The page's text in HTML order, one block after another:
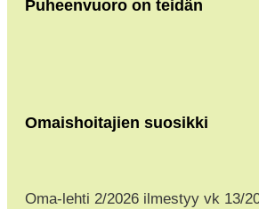
Puheenvuoro on teidän
Omaishoitajien suosikki
Oma-lehti 2/2026 ilmestyy vk 13/